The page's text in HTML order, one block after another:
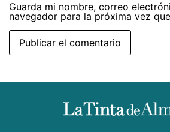
Guarda mi nombre, correo
navegador para la próxima vez